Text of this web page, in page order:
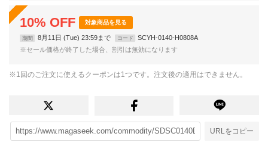
10% OFF 対象商品を見る
期間 8月11日 (Tue) 23:59まで コード
SCYH-0140-H0808A
※セール価格が終了した場合、割引は無効になります
※1回のご注文に使えるクーポンは1つです。注文後の適用はできません。
URLをコピー